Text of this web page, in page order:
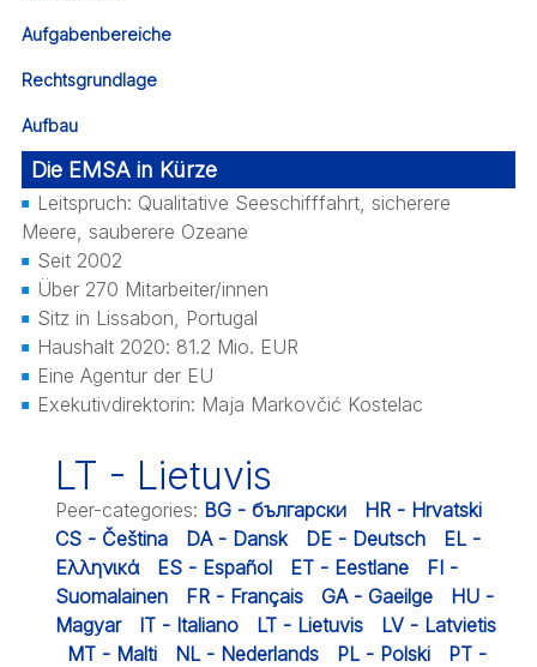
Aufgabenbereiche
Rechtsgrundlage
Aufbau
Die EMSA in Kürze
Leitspruch: Qualitative Seeschifffahrt, sicherere
Meere, sauberere Ozeane
Seit 2002
Über 270 Mitarbeiter/innen
Sitz in Lissabon, Portugal
Haushalt 2020: 81.2 Mio. EUR
Eine Agentur der EU
Exekutivdirektorin: Maja Markovčić Kostelac
LT - Lietuvis
Peer-categories: BG - български
HR - Hrvatski
CS - Čeština
DA - Dansk DE - Deutsch
EL -
Ελληνικά
ES - Español ET - Eestlane
FI -
Suomalainen
FR - Français GA - Gaeilge
HU -
Magyar
IT - Italiano LT - Lietuvis
LV - Latvietis
MT - Malti
NL - Nederlands PL - Polski
PT -